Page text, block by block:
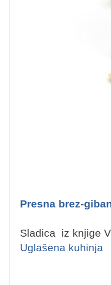
Presna brez-
Sladica iz knjige
Uglašena kuhinja